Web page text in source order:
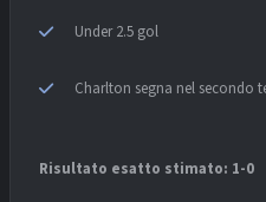
Under 2.5 gol
Charlton segna nel secondo
Risultato esatto stimato: 1-0